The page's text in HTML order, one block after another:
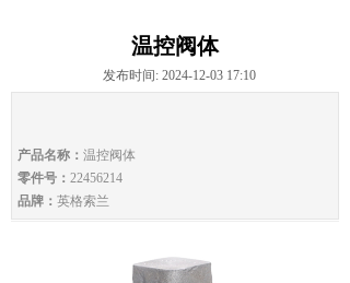
温控阀体
发布时间: 2024-12-03 17:10
产品名称： 温控阀体
零件号： 22456214
品牌： 英格索兰